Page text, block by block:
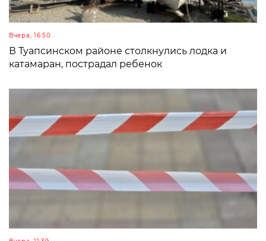
Вчера, 16:50
В Туапсинском районе столкнулись лодка и
катамаран, пострадал ребенок